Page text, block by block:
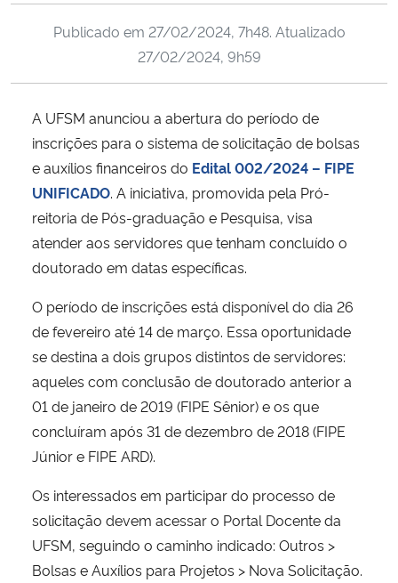
Ministério de Minas e Energia
Ministério da Ciência, Tecnologia, Inovações e Comunicações
Ministério do Desenvolvimento Regional
Controladoria-Geral da União
Secretaria de Governo
Gabinete de Segurança Institucional
Banco Central do Brasil
Publicado em 27/02/2024, 7h48. Atualizado
27/02/2024, 9h59
A UFSM anunciou a abertura do período de
inscrições para o sistema de solicitação de bolsas
e auxílios financeiros do Edital 002/2024 – FIPE
UNIFICADO. A iniciativa, promovida pela Pró-
reitoria de Pós-graduação e Pesquisa, visa
atender aos servidores que tenham concluído o
doutorado em datas específicas.
O período de inscrições está disponível do dia 26
de fevereiro até 14 de março. Essa oportunidade
se destina a dois grupos distintos de servidores:
aqueles com conclusão de doutorado anterior a
01 de janeiro de 2019 (FIPE Sênior) e os que
concluíram após 31 de dezembro de 2018 (FIPE
Júnior e FIPE ARD).
Os interessados em participar do processo de
solicitação devem acessar o Portal Docente da
UFSM, seguindo o caminho indicado: Outros >
Bolsas e Auxílios para Projetos > Nova Solicitação.